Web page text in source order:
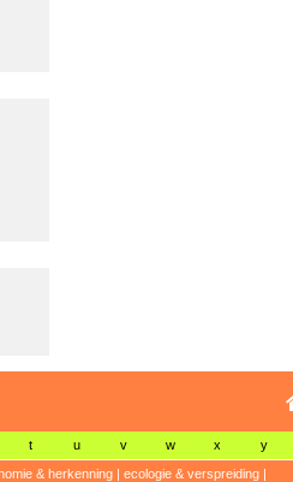
t u v w x y
& herkenning| ecologie & verspreiding|